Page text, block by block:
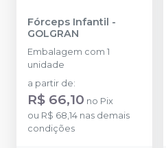
Fórceps Infantil -
GOLGRAN
Embalagem com 1
unidade
a partir de:
R$ 66,10 no Pix
ou R$ 68,14 nas demais
condições